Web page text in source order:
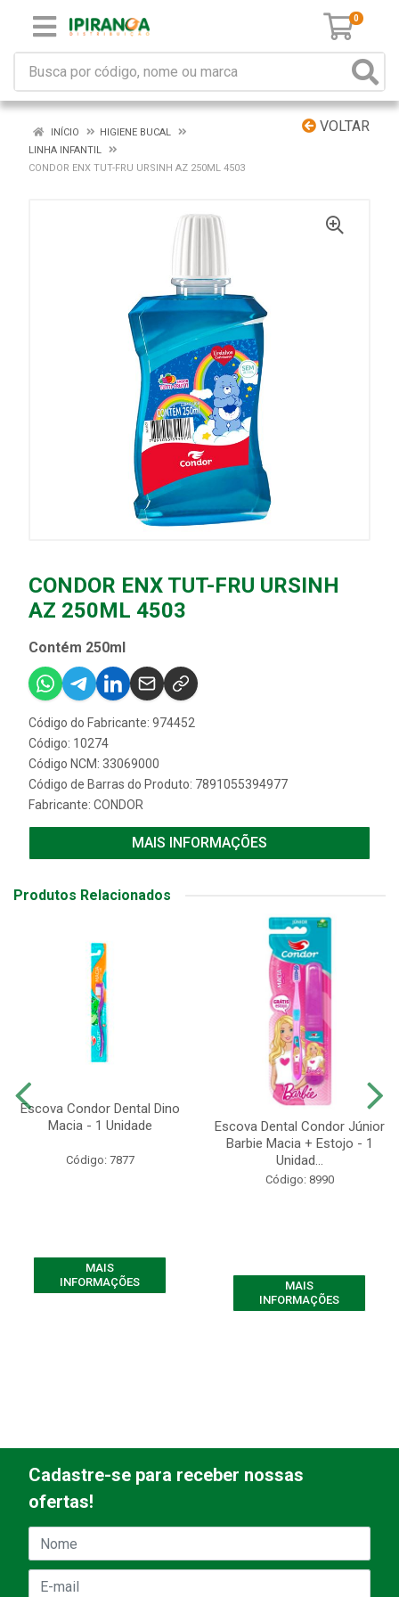
0
VOLTAR
INÍCIO
HIGIENE BUCAL
LINHA INFANTIL
CONDOR ENX TUT-FRU URSINH AZ 250ML 4503
CONDOR ENX TUT-FRU URSINH
AZ 250ML 4503
Contém 250ml
Código do Fabricante: 974452
Código: 10274
Código NCM: 33069000
Código de Barras do Produto: 7891055394977
Fabricante: CONDOR
MAIS INFORMAÇÕES
Produtos Relacionados
Escova Condor Dental Dino
Macia - 1 Unidade
Código: 7877
MAIS
INFORMAÇÕES
Escova Dental Condor Júnior
Barbie Macia + Estojo - 1
Unidad...
Código: 8990
MAIS
INFORMAÇÕES
Cadastre-se para receber nossas
ofertas!